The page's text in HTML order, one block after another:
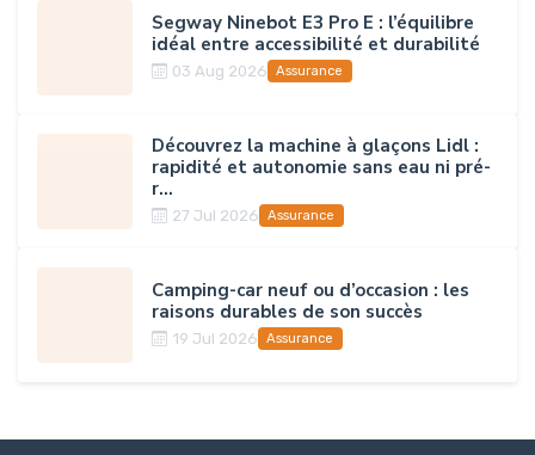
Segway Ninebot E3 Pro E : l’équilibre
idéal entre accessibilité et durabilité
03 Aug 2026 Assurance
Découvrez la machine à glaçons Lidl :
rapidité et autonomie sans eau ni pré-
r...
27 Jul 2026 Assurance
Camping-car neuf ou d’occasion : les
raisons durables de son succès
19 Jul 2026 Assurance